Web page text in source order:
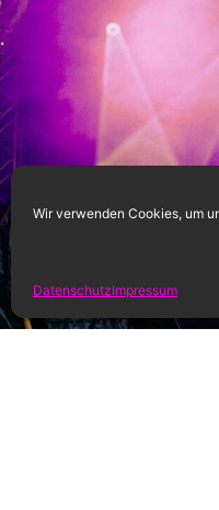
Wir verwenden Cookies, um
DatenschutzImpressum